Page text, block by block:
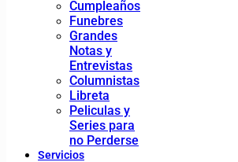
Cumpleaños
Funebres
Grandes
Notas y
Entrevistas
Columnistas
Libreta
Peliculas y
Series para
no Perderse
Servicios